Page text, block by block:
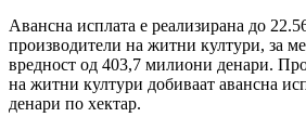
Авансна исплата е реализирана до
производители на житни култури, за
вредност од 403,7 милиони денари.
на житни култури добиваат авансна
денари по хектар.